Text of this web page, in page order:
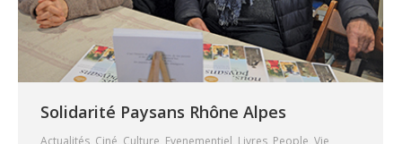
Solidarité Paysans Rhône Alpes
Actualités, Ciné, Culture, Evenementiel, Livres, People, Vie